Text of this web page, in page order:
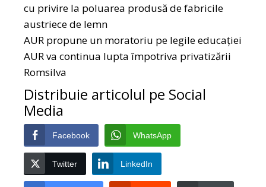
cu privire la poluarea produsă de fabricile
austriece de lemn
AUR propune un moratoriu pe legile educației
AUR va continua lupta împotriva privatizării
Romsilva
Distribuie articolul pe Social
Media
Facebook WhatsApp
Twitter LinkedIn